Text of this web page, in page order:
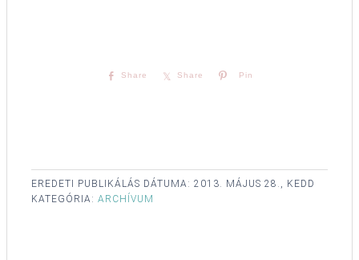
Share Share Pin
EREDETI PUBLIKÁLÁS DÁTUMA: 2013. MÁJUS 28., KEDD
KATEGÓRIA: ARCHÍVUM